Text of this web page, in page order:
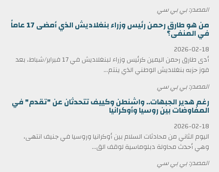
المصدر: بي بي سي
من هو طارق رحمن رئيس وزراء بنغلاديش الذي أمضى 17 عاماً
في المنفى؟
2026-02-18
أدى طارق رحمن اليمين كرئيس وزراء لبنغلاديش في 17 فبراير/شباط، بعد
فوز حزبه بنغلاديش الوطني الذي ينتم...
المصدر: بي بي سي
رغم هدير الجبهات.. واشنطن وكييف تتحدثان عن "تقدم" في
المفاوضات بين روسيا وأوكرانيا
2026-02-18
اليوم الثاني من محادثات السلام بين أوكرانيا وروسيا في جنيف انتهى،
وهي أحدث محاولة دبلوماسية لوقف الق...
المصدر: بي بي سي